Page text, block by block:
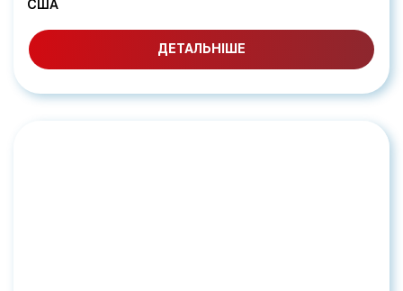
США
ДЕТАЛЬНІШЕ